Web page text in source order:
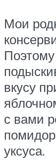
Мои
вкусу
с вами
уксуса.